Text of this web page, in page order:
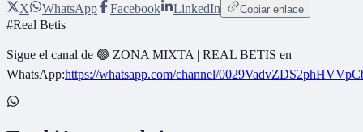
X WhatsApp Facebook LinkedIn Copiar enlace
#Real Betis
Sigue el canal de 🟢 ZONA MIXTA | REAL BETIS en
WhatsApp:https://whatsapp.com/channel/